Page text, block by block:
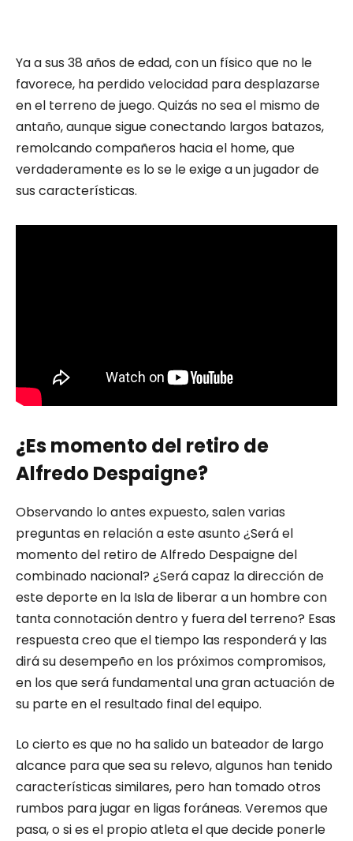
Ya a sus 38 años de edad, con un físico que no le
favorece, ha perdido velocidad para desplazarse
en el terreno de juego. Quizás no sea el mismo de
antaño, aunque sigue conectando largos batazos,
remolcando compañeros hacia el home, que
verdaderamente es lo se le exige a un jugador de
sus características.
¿Es momento del retiro de
Alfredo Despaigne?
Observando lo antes expuesto, salen varias
preguntas en relación a este asunto ¿Será el
momento del retiro de Alfredo Despaigne del
combinado nacional? ¿Será capaz la dirección de
este deporte en la Isla de liberar a un hombre con
tanta connotación dentro y fuera del terreno? Esas
respuesta creo que el tiempo las responderá y las
dirá su desempeño en los próximos compromisos,
en los que será fundamental una gran actuación de
su parte en el resultado final del equipo.
Lo cierto es que no ha salido un bateador de largo
alcance para que sea su relevo, algunos han tenido
características similares, pero han tomado otros
rumbos para jugar en ligas foráneas. Veremos que
pasa, o si es el propio atleta el que decide ponerle